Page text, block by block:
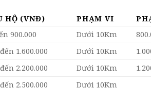
HỘ (VNĐ) PHẠM VI
900.000 Dưới 10Km
1.600.000 Dưới 10Km
2.200.000 Dưới 10Km
2.500.000 Dưới 10Km